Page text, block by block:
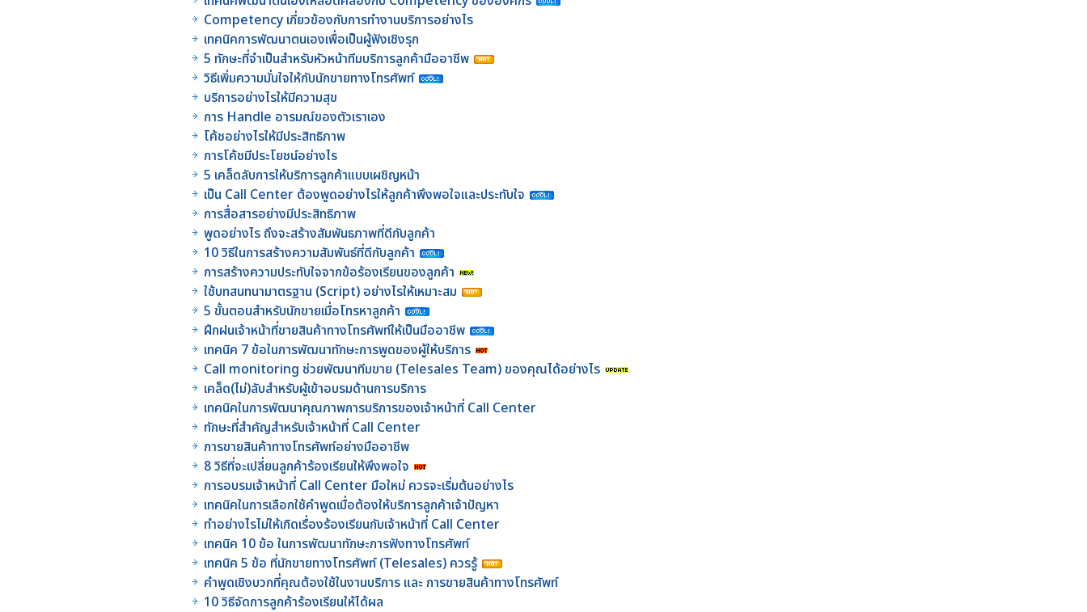
Competency เกี่ยวข้องกับการทำงานบริการอย่างไร
เทคนิคการพัฒนาตนเองเพื่อเป็นผู้ฟังเชิงรุก
5 ทักษะที่จำเป็นสำหรับหัวหน้าทีมบริการลูกค้ามืออาชีพ
วิธีเพิ่มความมั่นใจให้กับนักขายทางโทรศัพท์
บริการอย่างไรให้มีความสุข
การ Handle อารมณ์ของตัวเราเอง
โค้ชอย่างไรให้มีประสิทธิภาพ
การโค้ชมีประโยชน์อย่างไร
5 เคล็ดลับการให้บริการลูกค้าแบบเผชิญหน้า
เป็น Call Center ต้องพูดอย่างไรให้ลูกค้าพึงพอใจและประทับใจ
การสื่อสารอย่างมีประสิทธิภาพ
พูดอย่างไร ถึงจะสร้างสัมพันธภาพที่ดีกับลูกค้า
10 วิธีในการสร้างความสัมพันธ์ที่ดีกับลูกค้า
การสร้างความประทับใจจากข้อร้องเรียนของลูกค้า
ใช้บทสนทนามาตรฐาน (Script) อย่างไรให้เหมาะสม
5 ขั้นตอนสำหรับนักขายเมื่อโทรหาลูกค้า
ฝึกฝนเจ้าหน้าที่ขายสินค้าทางโทรศัพท์ให้เป็นมืออาชีพ
เทคนิค 7 ข้อในการพัฒนาทักษะการพูดของผู้ให้บริการ
Call monitoring ช่วยพัฒนาทีมขาย (Telesales Team) ของคุณได้อย่างไร
เคล็ด(ไม่)ลับสำหรับผู้เข้าอบรมด้านการบริการ
เทคนิคในการพัฒนาคุณภาพการบริการของเจ้าหน้าที่ Call Center
ทักษะที่สำคัญสำหรับเจ้าหน้าที่ Call Center
การขายสินค้าทางโทรศัพท์อย่างมืออาชีพ
8 วิธีที่จะเปลี่ยนลูกค้าร้องเรียนให้พึงพอใจ
การอบรมเจ้าหน้าที่ Call Center มือใหม่ ควรจะเริ่มต้นอย่างไร
เทคนิคในการเลือกใช้คำพูดเมื่อต้องให้บริการลูกค้าเจ้าปัญหา
ทำอย่างไรไม่ให้เกิดเรื่องร้องเรียนกับเจ้าหน้าที่ Call Center
เทคนิค 10 ข้อ ในการพัฒนาทักษะการฟังทางโทรศัพท์
เทคนิค 5 ข้อ ที่นักขายทางโทรศัพท์ (Telesales) ควรรู้
คำพูดเชิงบวกที่คุณต้องใช้ในงานบริการ และ การขายสินค้าทางโทรศัพท์
10 วิธีจัดการลูกค้าร้องเรียนให้ได้ผล